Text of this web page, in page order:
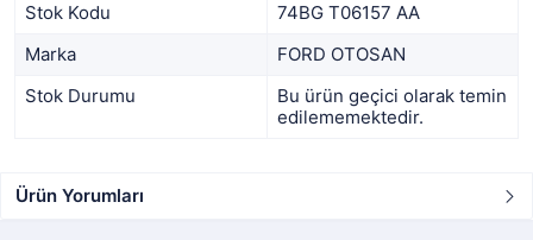
Stok Kodu
74BG T06157 AA
Marka
FORD OTOSAN
Stok Durumu
Bu ürün geçici olarak temin
edilememektedir.
Ürün Yorumları